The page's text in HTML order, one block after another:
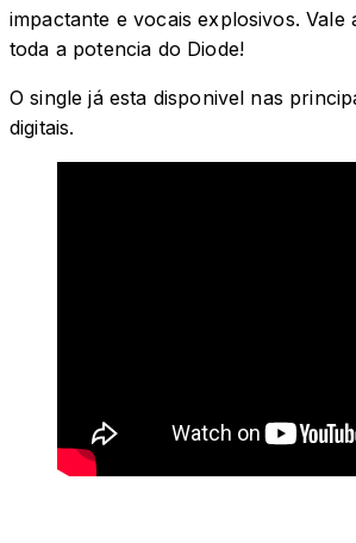
impactante e vocais explosivos.
toda a potencia do Diode!
O single já esta disponivel nas
digitais.